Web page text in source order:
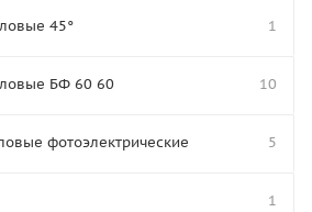
45° 1
БФ 60 60 10
фотоэлектрические 5
1